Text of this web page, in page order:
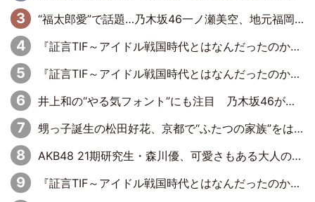
“福太郎愛”で話題…乃木坂46一ノ瀬美空、地元福岡『めんべい25周年トップサポーター』に就任
『証言TIF～アイドル戦国時代とはなんだったのか～』第6回：でんぱ組.inc・古川未鈴×相沢梨紗「『ハロプロやりたかったな』って言ったら、夢眠ねむさんに『てめえはでんぱ組．incなんだよ！』って肩パンされて(笑)」
『証言TIF～アイドル戦国時代とはなんだったのか～』第11回：私立恵比寿中学・真山りか×安本彩花「TIFで10年ぶりのキョンシーメイクをしたら、場を完全に引かせてしまって。時代が変わったんだなって」
井上和の“やる気フォント”にも注目 乃木坂46が挑んだ書道パフォーマンスの舞台裏
甥っ子誕生の松田好花、京都で“ふたつの家族”をはしご！ “母”黒谷友香に見送られ、“父”松岡昌宏とはハシゴ酒
AKB48 21期研究生・森川優、可愛さもある大人の女性に
『証言TIF～アイドル戦国時代とはなんだったのか～』第10回：さくら学院・武藤彩未×飯田らうら「正直、中3で辞めるというのを信じてなくて。そう言われてはいたけど、嘘でしょって」